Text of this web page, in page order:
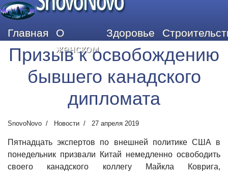
Главная
О
женском
Здоровье
Призыв к освобождению
бывшего канадского
дипломата
SnovoNovo Новости 27 апреля 2019
Пятнадцать экспертов по внешней политике США в
понедельник призвали Китай немедленно освободить
своего канадского коллегу Майкла Коврига,